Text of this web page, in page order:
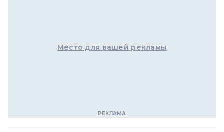
Место для вашей рекламы